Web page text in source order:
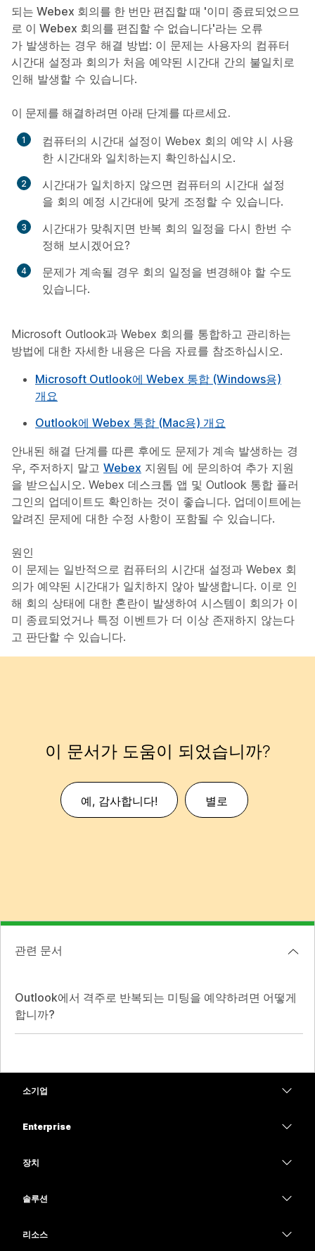
되는 Webex 회의를 한 번만 편집할 때 '이미 종료되었으므
로 이 Webex 회의를 편집할 수 없습니다'라는 오류
가 발생하는 경우 해결 방법: 이 문제는 사용자의 컴퓨터
시간대 설정과 회의가 처음 예약된 시간대 간의 불일치로
인해 발생할 수 있습니다.
이 문제를 해결하려면 아래 단계를 따르세요.
컴퓨터의 시간대 설정이 Webex 회의 예약 시 사용
한 시간대와 일치하는지 확인하십시오.
시간대가 일치하지 않으면 컴퓨터의 시간대 설정
을 회의 예정 시간대에 맞게 조정할 수 있습니다.
시간대가 맞춰지면 반복 회의 일정을 다시 한번 수
정해 보시겠어요?
문제가 계속될 경우 회의 일정을 변경해야 할 수도
있습니다.
Microsoft Outlook과 Webex 회의를 통합하고 관리하는
방법에 대한 자세한 내용은 다음 자료를 참조하십시오.
Microsoft Outlook에 Webex 통합 (Windows용)
개요
Outlook에 Webex 통합 (Mac용) 개요
안내된 해결 단계를 따른 후에도 문제가 계속 발생하는 경
우, 주저하지 말고 Webex 지원팀 에 문의하여 추가 지원
을 받으십시오. Webex 데스크톱 앱 및 Outlook 통합 플러
그인의 업데이트도 확인하는 것이 좋습니다. 업데이트에는
알려진 문제에 대한 수정 사항이 포함될 수 있습니다.
원인
이 문제는 일반적으로 컴퓨터의 시간대 설정과 Webex 회
의가 예약된 시간대가 일치하지 않아 발생합니다. 이로 인
해 회의 상태에 대한 혼란이 발생하여 시스템이 회의가 이
미 종료되었거나 특정 이벤트가 더 이상 존재하지 않는다
고 판단할 수 있습니다.
이 문서가 도움이 되었습니까?
예, 감사합니다! 별로
관련 문서
Outlook에서 격주로 반복되는 미팅을 예약하려면 어떻게
합니까?
소기업
Enterprise
장치
솔루션
리소스